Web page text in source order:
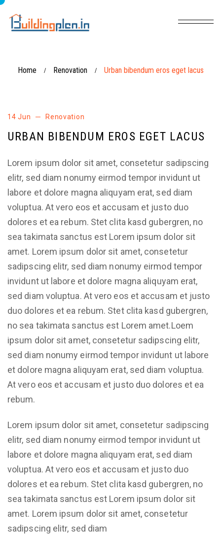
Home / Renovation / Urban bibendum eros eget lacus
14 Jun Renovation
URBAN BIBENDUM EROS EGET LACUS
Lorem ipsum dolor sit amet, consetetur sadipscing
elitr, sed diam nonumy eirmod tempor invidunt ut
labore et dolore magna aliquyam erat, sed diam
voluptua. At vero eos et accusam et justo duo
dolores et ea rebum. Stet clita kasd gubergren, no
sea takimata sanctus est Lorem ipsum dolor sit
amet. Lorem ipsum dolor sit amet, consetetur
sadipscing elitr, sed diam nonumy eirmod tempor
invidunt ut labore et dolore magna aliquyam erat,
sed diam voluptua. At vero eos et accusam et justo
duo dolores et ea rebum. Stet clita kasd gubergren,
no sea takimata sanctus est Lorem amet.Loem
ipsum dolor sit amet, consetetur sadipscing elitr,
sed diam nonumy eirmod tempor invidunt ut labore
et dolore magna aliquyam erat, sed diam voluptua.
At vero eos et accusam et justo duo dolores et ea
rebum.
Lorem ipsum dolor sit amet, consetetur sadipscing
elitr, sed diam nonumy eirmod tempor invidunt ut
labore et dolore magna aliquyam erat, sed diam
voluptua. At vero eos et accusam et justo duo
dolores et ea rebum. Stet clita kasd gubergren, no
sea takimata sanctus est Lorem ipsum dolor sit
amet. Lorem ipsum dolor sit amet, consetetur
sadipscing elitr, sed diam